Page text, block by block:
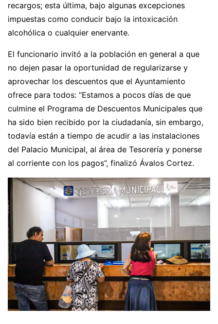
recargos; esta última, bajo algunas excepciones
impuestas como conducir bajo la intoxicación
alcohólica o cualquier enervante.
El funcionario invitó a la población en general a que
no dejen pasar la oportunidad de regularizarse y
aprovechar los descuentos que el Ayuntamiento
ofrece para todos: “Estamos a pocos días de que
culmine el Programa de Descuentos Municipales que
ha sido bien recibido por la ciudadanía, sin embargo,
todavía están a tiempo de acudir a las instalaciones
del Palacio Municipal, al área de Tesorería y ponerse
al corriente con los pagos”, finalizó Ávalos Cortez.